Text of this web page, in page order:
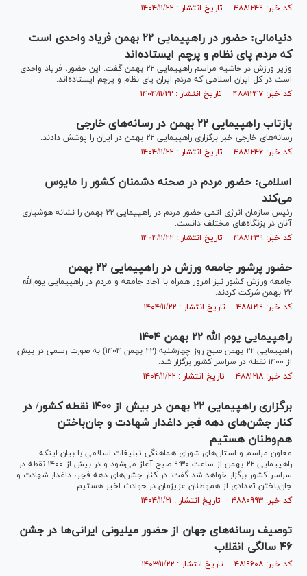
کد خبر: ۴۸۸۱۲۴۹ تاریخ انتشار : ۱۴۰۴/۱۱/۲۲
دنیامالی: حضور در راهپیمایی ۲۲ بهمن فریاد واحدی است
که مردم پای نظام و پرچم ایستاده‌اند
وزیر ورزش در حاشیه مراسم راهپیمایی ۲۲ بهمن گفت: این حضور، فریاد واحدی
است در کل ایران اسلامی که مردم ایران پای نظام و پرچم ایستاده‌اند.
کد خبر: ۴۸۸۱۲۴۷ تاریخ انتشار : ۱۴۰۴/۱۱/۲۲
بازتاب راهپیمایی ۲۲ بهمن در رسانه‌های خارجی
رسانه‌های خارجی خبر برگزاری راهپیمایی ۲۲ بهمن در ایران را پوشش دادند.
کد خبر: ۴۸۸۱۲۴۶ تاریخ انتشار : ۱۴۰۴/۱۱/۲۲
اسلامی: حضور مردم در صحنه دشمنان کشور را مایوس
می‌کند
رئیس سازمان انرژی اتمی حضور مردم در راهپیمایی ۲۲ بهمن را نشانه هوشیاری
آنان در بزنگاه‌های مختلف دانست.
کد خبر: ۴۸۸۱۲۳۹ تاریخ انتشار : ۱۴۰۴/۱۱/۲۲
حضور پرشور جامعه ورزش در راهپیمایی ۲۲ بهمن
جامعه ورزش کشور نیز امروز همراه با آحاد جامعه و مردم در راهپیمایی یوم‌الله
۲۲ بهمن شرکت کردند.
کد خبر: ۴۸۸۱۲۱۹ تاریخ انتشار : ۱۴۰۴/۱۱/۲۲
راهپیمایی یوم الله ۲۲ بهمن ۱۴۰۴
راهپیمایی ۲۲ بهمن صبح روز چهارشنبه (۲۲ بهمن ۱۴۰۴) به صورت رسمی در بیش
از ۱۴۰۰ نقطه در سراسر کشور برگزار شد.
کد خبر: ۴۸۸۱۲۱۸ تاریخ انتشار : ۱۴۰۴/۱۱/۲۲
برگزاری راهپیمایی ۲۲ بهمن در بیش از ۱۴۰۰ نقطه کشور/ در
کنار جشن‌های دهه فجر داغدار شهادت و جان‌باختن
هم‌وطنان هستیم
معاون مراسم و استان‌های شورای هماهنگی تبلیغات اسلامی با بیان اینکه
راهپیمایی ۲۲ بهمن از ساعت ۹:۳۰ صبح آغاز می‌شود و در بیش از ۱۴۰۰ نقطه در
سراسر کشور برگزار خواهد شد گفت: در کنار جشن‌های دهه فجر، داغدار شهادت و
جان‌باختن تعدادی از هم‌وطنان عزیزمان در حوادث اخیر هستیم.
کد خبر: ۴۸۸۰۹۹۳ تاریخ انتشار : ۱۴۰۴/۱۱/۲۱
توصیف رسانه‌های جهان از حضور میلیونی ایرانی‌ها در جشن
۴۶ سالگی انقلاب
کد خبر: ۴۸۱۹۶۰۸ تاریخ انتشار : ۱۴۰۳/۱۱/۲۲